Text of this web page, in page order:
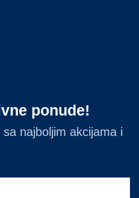
ponude!
najboljim akcijama i